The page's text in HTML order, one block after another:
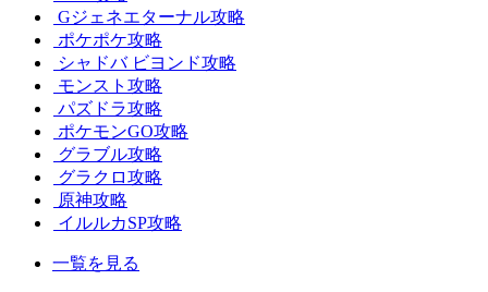
Gジェネエターナル攻略
ポケポケ攻略
シャドバ ビヨンド攻略
モンスト攻略
パズドラ攻略
ポケモンGO攻略
グラブル攻略
グラクロ攻略
原神攻略
イルルカSP攻略
一覧を見る